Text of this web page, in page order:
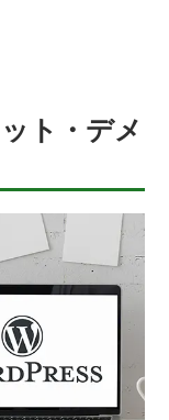
ト・デメ